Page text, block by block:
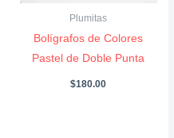
Plumitas
Bolígrafos de Colores
Pastel de Doble Punta
$180.00